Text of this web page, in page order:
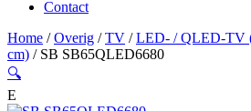
Contact
Home /Overig /TV /LED- / QLED-TV
cm) / SB SB65QLED6680
🔍
E